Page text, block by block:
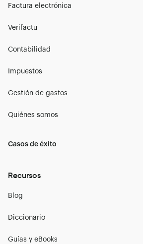
Factura electrónica
Verifactu
Contabilidad
Impuestos
Gestión de gastos
Quiénes somos
Casos de éxito
Recursos
Blog
Diccionario
Guías y eBooks